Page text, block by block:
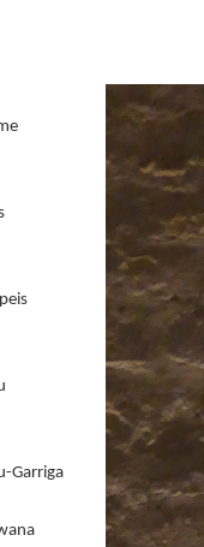
Garriga